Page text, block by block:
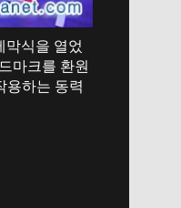
막식을 열었
마크를 환원
용하는 동력